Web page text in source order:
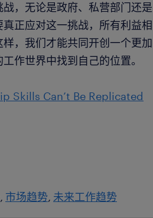
，无论是政府、私营部门还是
正应对这一挑战，所有利益相
，我们才能共同开创一个更加
作世界中找到自己的位置。
Skills Can’t Be Replicated
市场趋势 未来工作趋势